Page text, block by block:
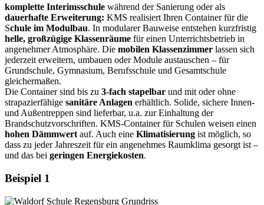
komplette Interimsschule während der Sanierung oder als
dauerhafte Erweiterung: KMS realisiert Ihren Container für die
Schule im Modulbau. In modularer Bauweise entstehen kurzfristig
helle, großzügige Klassenräume für einen Unterrichtsbetrieb in
angenehmer Atmosphäre. Die mobilen Klassenzimmer lassen sich
jederzeit erweitern, umbauen oder Module austauschen – für
Grundschule, Gymnasium, Berufsschule und Gesamtschule
gleichermaßen.
Die Container sind bis zu 3-fach stapelbar und mit oder ohne
strapazierfähige sanitäre Anlagen erhältlich. Solide, sichere Innen-
und Außentreppen sind lieferbar, u.a. zur Einhaltung der
Brandschutzvorschriften. KMS-Container für Schulen weisen einen
hohen Dämmwert auf. Auch eine Klimatisierung ist möglich, so
dass zu jeder Jahreszeit für ein angenehmes Raumklima gesorgt ist –
und das bei geringen Energiekosten.
Beispiel 1